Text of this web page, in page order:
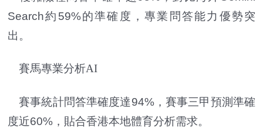
Search約59%的準確度，專業問答能力優勢突
出。
賽馬專業分析AI
賽事統計問答準確度達94%，賽事三甲預測準確
度近60%，貼合香港本地體育分析需求。